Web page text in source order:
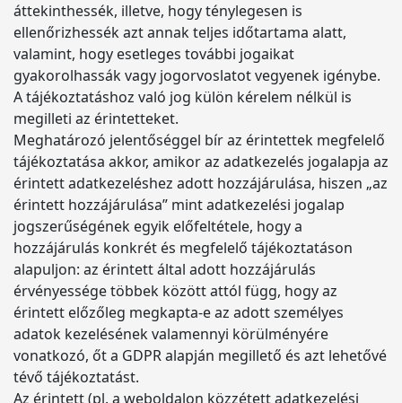
áttekinthessék, illetve, hogy ténylegesen is
ellenőrizhessék azt annak teljes időtartama alatt,
valamint, hogy esetleges további jogaikat
gyakorolhassák vagy jogorvoslatot vegyenek igénybe.
A tájékoztatáshoz való jog külön kérelem nélkül is
megilleti az érintetteket.
Meghatározó jelentőséggel bír az érintettek megfelelő
tájékoztatása akkor, amikor az adatkezelés jogalapja az
érintett adatkezeléshez adott hozzájárulása, hiszen „az
érintett hozzájárulása” mint adatkezelési jogalap
jogszerűségének egyik előfeltétele, hogy a
hozzájárulás konkrét és megfelelő tájékoztatáson
alapuljon: az érintett által adott hozzájárulás
érvényessége többek között attól függ, hogy az
érintett előzőleg megkapta-e az adott személyes
adatok kezelésének valamennyi körülményére
vonatkozó, őt a GDPR alapján megillető és azt lehetővé
tévő tájékoztatást.
Az érintett (pl. a weboldalon közzétett adatkezelési